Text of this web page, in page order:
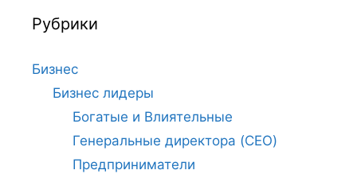
Рубрики
Бизнес
Бизнес лидеры
Богатые и Влиятельные
Генеральные директора (CEO)
Предприниматели